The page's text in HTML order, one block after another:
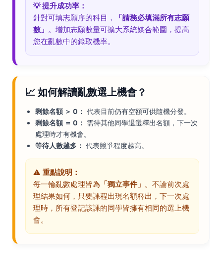
💡 提升成功率：
針對可填志願序的科目，
「請務必填滿所有志願
數」 。增加志願數量可擴大系統媒合範圍，提高
您在亂數中的錄取機率。
📈 如何解讀亂數選上機會？
剩餘名額 ＞ 0： 代表目前仍有空額可供隨機分發。
剩餘名額 ＝ 0： 需待其他同學退選釋出名額，下一次
處理時才有機會。
等待人數越多： 代表競爭程度越高。
⚠️ 重點說明：
每一輪亂數處理皆為 「獨立事件」 。不論前次處
理結果如何，只要課程出現名額釋出，下一次處
理時，所有登記該課的同學皆擁有相同的選上機
會。